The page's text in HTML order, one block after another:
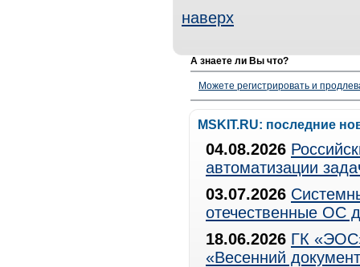
наверх
А знаете ли Вы что?
Можете регистрировать и
MSKIT.RU: последние
04.08.2026
автоматизации
03.07.2026
отечественные ОС
18.06.2026 ГК
«Весенний